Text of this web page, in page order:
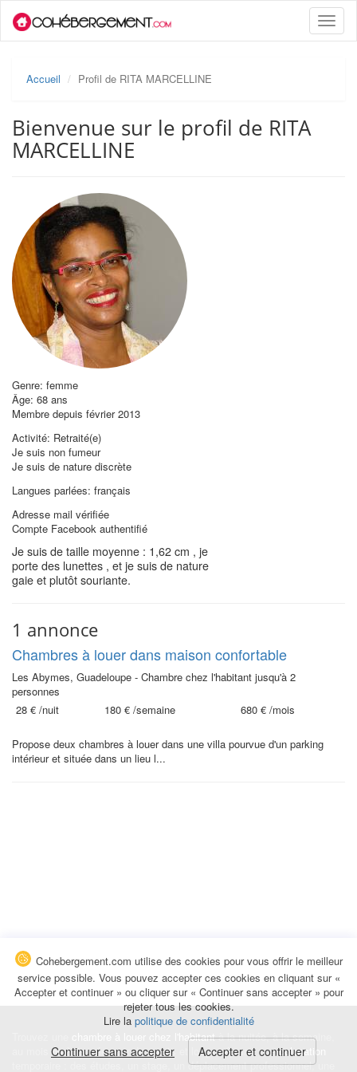
Toggle
Accueil Profil de RITA MARCELLINE
Bienvenue sur le profil de RITA
MARCELLINE
Genre: femme
Âge: 68 ans
Membre depuis février 2013
Activité: Retraité(e)
Je suis non fumeur
Je suis de nature discrète
Langues parlées: français
Adresse mail vérifiée
Compte Facebook authentifié
Je suis de taille moyenne : 1,62 cm , je
porte des lunettes , et je suis de nature
gaie et plutôt souriante.
1 annonce
Chambres à louer dans maison confortable
Les Abymes, Guadeloupe - Chambre chez l'habitant jusqu'à 2
personnes
28 € /nuit 180 € /semaine 680 € /mois
Propose deux chambres à louer dans une villa pourvue d'un parking
intérieur et située dans un lieu l...
chambre à louer chez l'habitantà la nuitée, à la semaine,
au mois ou à l'année pour de courts et longs séjours, unecolocation
temporaire : des études, un stage, un déplacement professionnel, une
Cohebergement.com utilise des cookies pour vous offrir le meilleur
service possible. Vous pouvez accepter ces cookies en cliquant sur «
Accepter et continuer » ou cliquer sur « Continuer sans accepter » pour
rejeter tous les cookies.
Lire la politique de confidentialité
Continuer sans accepter Accepter et continuer